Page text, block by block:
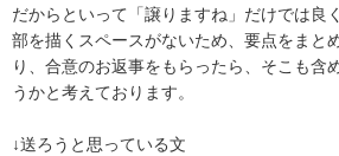
だからといって「譲りますね」だけでは良
部を描くスペースがないため、要点をまと
り、合意のお返事をもらったら、そこも含
うかと考えております。
↓送ろうと思っている文